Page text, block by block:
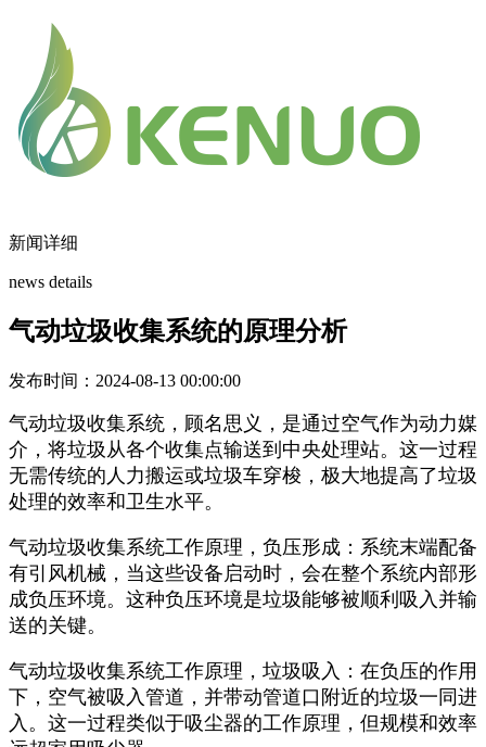
新闻详细
news details
气动垃圾收集系统的原理分析
发布时间：2024-08-13 00:00:00
气动垃圾收集系统，顾名思义，是通过空气作为动力媒
介，将垃圾从各个收集点输送到中央处理站。这一过程
无需传统的人力搬运或垃圾车穿梭，极大地提高了垃圾
处理的效率和卫生水平。
气动垃圾收集系统工作原理，负压形成：系统末端配备
有引风机械，当这些设备启动时，会在整个系统内部形
成负压环境。这种负压环境是垃圾能够被顺利吸入并输
送的关键。
气动垃圾收集系统工作原理，垃圾吸入：在负压的作用
下，空气被吸入管道，并带动管道口附近的垃圾一同进
入。这一过程类似于吸尘器的工作原理，但规模和效率